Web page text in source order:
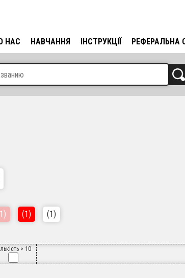
НАС НАВЧАННЯ ІНСТРУКЦІЇ РЕФЕРАЛЬНА
(1) (1)
> 10